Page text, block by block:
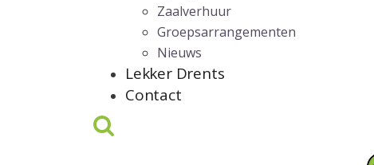
Zaalverhuur
Groepsarrangementen
Nieuws
Lekker Drents
Contact